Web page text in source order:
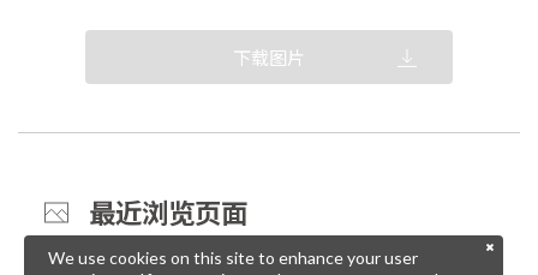
下载图片
最近浏览页面
We use cookies on this site to enhance your user